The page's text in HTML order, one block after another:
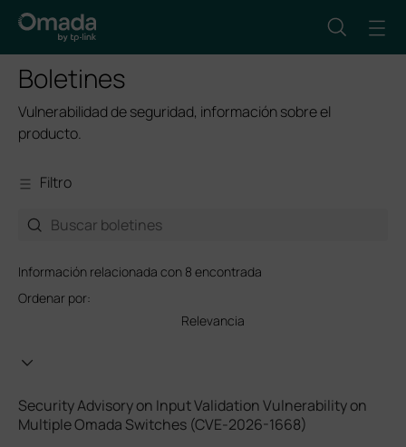
Boletines
Vulnerabilidad de seguridad, información sobre el
producto.
Filtro
Información relacionada con 8 encontrada
Ordenar por:
Relevancia
Security Advisory on Input Validation Vulnerability on
Multiple Omada Switches (CVE-2026-1668)